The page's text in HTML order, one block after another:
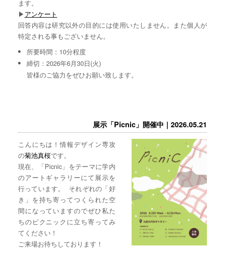
ます。
▶︎アンケート
回答内容は研究以外の目的には使用いたしません。また個人が
特定される事もございません。
所要時間：10分程度
締切：2026年6月30日(火)
皆様のご協力をぜひお願い致します。
展示「Picnic」開催中｜2026.05.21
こんにちは！情報デザイン専攻
の菊池真桜です。
現在、「Picnic」をテーマに学内
のアートギャラリーにて展示を
行っています。 それぞれの「好
き」を持ち寄ってつくられた空
間になっていますのでぜひ私た
ちのピクニックに立ち寄ってみ
てください！
ご来場お待ちしております！